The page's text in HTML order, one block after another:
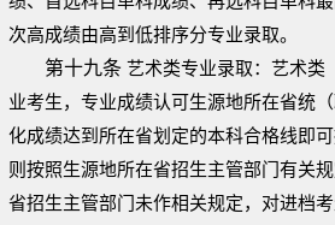
次高成绩由高到低排序分专业录取。
第十九条 艺术类专业录取：艺术类
业考生，专业成绩认可生源地所在省统
化成绩达到所在省划定的本科合格线即
则按照生源地所在省招生主管部门有关
省招生主管部门未作相关规定，对进档